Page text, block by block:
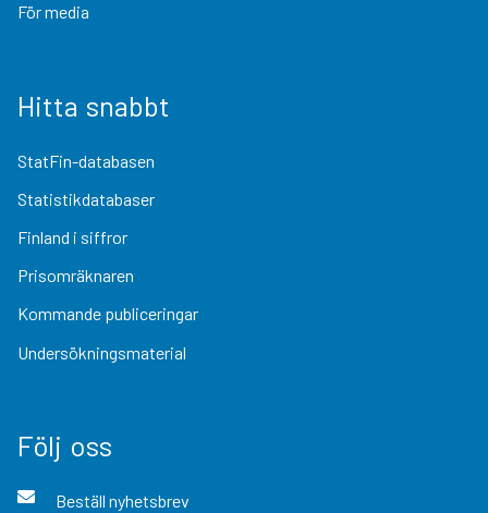
För media
Hitta snabbt
StatFin-databasen
Statistikdatabaser
Finland i siffror
Prisomräknaren
Kommande publiceringar
Undersökningsmaterial
Följ oss
Beställ nyhetsbrev